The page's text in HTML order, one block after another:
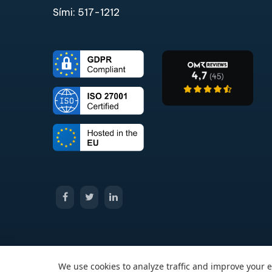
Sími: 517-1212​
We use cookies to analyze traffic and improve your